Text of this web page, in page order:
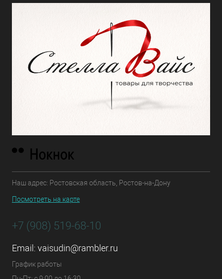
Наш адрес: Ростовская область, Ростов-на-Дону
Посмотреть на карте
+7 (908) 519-68-10
Email: vaisudin@rambler.ru
График работы